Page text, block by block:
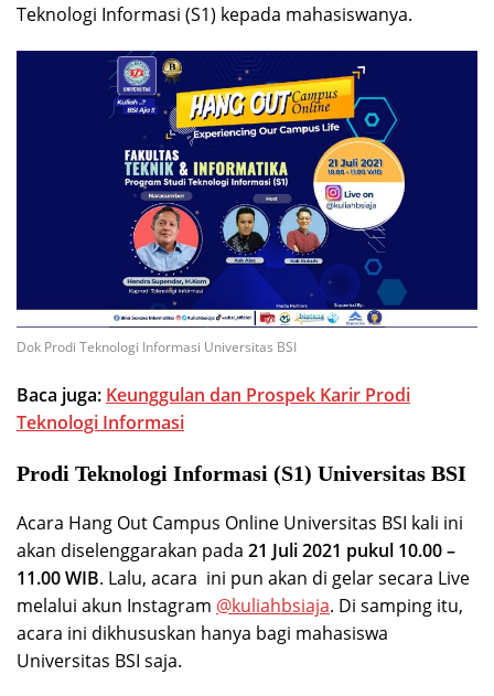
Teknologi Informasi (S1) kepada mahasiswanya.
Dok Prodi Teknologi Informasi Universitas BSI
Baca juga: Keunggulan dan Prospek Karir Prodi
Teknologi Informasi
Prodi Teknologi Informasi (S1) Universitas BSI
Acara Hang Out Campus Online Universitas BSI kali ini
akan diselenggarakan pada 21 Juli 2021 pukul 10.00 –
11.00 WIB. Lalu, acara ini pun akan di gelar secara Live
melalui akun Instagram @kuliahbsiaja. Di samping itu,
acara ini dikhususkan hanya bagi mahasiswa
Universitas BSI saja.